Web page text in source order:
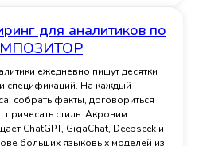
для аналитиков по
ежедневно пишут десятки
спецификаций. На каждый
собрать факты, договориться
причесать стиль. Акроним
ChatGPT, GigaChat, Deepseek и
больших языковых моделей из